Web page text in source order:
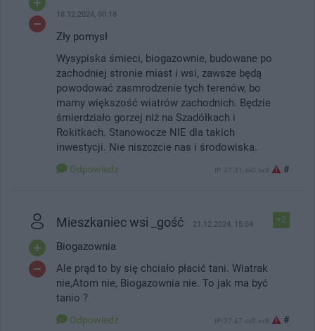
18.12.2024, 00:18
Zły pomysł
Wysypiska śmieci, biogazownie, budowane po
zachodniej stronie miast i wsi, zawsze będą
powodować zasmrodzenie tych terenów, bo
mamy większość wiatrów zachodnich. Będzie
śmierdziało gorzej niż na Szadółkach i
Rokitkach. Stanowocze NIE dla takich
inwestycji. Nie niszczcie nas i środowiska.
Odpowiedz IP: 37.31.xx0.xx9 #
+2
Mieszkaniec wsi _gość 21.12.2024, 15:04
Biogazownia
Ale prąd to by się chciało płacić tani. Wiatrak
nie,Atom nie, Biogazownia nie. To jak ma być
tanio ?
Odpowiedz IP: 37.47.xx0.xx8 #